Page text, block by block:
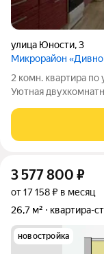
улица Юности,3
Микрорайон
2 комн. квартира
Уютная
ключей сразу
ребёнком отличный
3 577 800 ₽
от 17 158 ₽ в месяц
26,7 м²
квартира-
новостройка